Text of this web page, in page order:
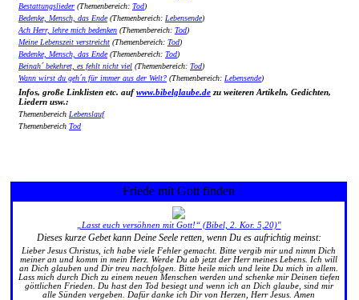
Bestattungslieder (Themenbereich: Tod)
Bedenke, Mensch, das Ende(Themenbereich: Lebensende)
Ach Herr, lehre mich bedenken (Themenbereich: Tod)
Meine Lebenszeit verstreicht (Themenbereich: Tod)
Bedenke, Mensch, das Ende(Themenbereich: Tod)
Beinah´ bekehret, es fehlt nicht viel (Themenbereich: Tod)
Wann wirst du geh´n für immer aus der Welt? (Themenbereich: Lebensende)
Infos, große Linklisten etc. aufwww.bibelglaube.de zu weiteren Artikeln, Gedichten,
Liedern usw.:
Themenbereich Lebenslauf
Themenbereich Tod
Friede mit Gott finden
„Lasst euch versöhnen mit Gott!“ (Bibel, 2. Kor. 5,20)"
Dieses kurze Gebet kann Deine Seele retten, wenn Du es aufrichtig meinst:
Lieber Jesus Christus, ich habe viele Fehler gemacht. Bitte vergib mir und nimm Dich
meiner an und komm in mein Herz. Werde Du ab jetzt der Herr meines Lebens. Ich will
an Dich glauben und Dir treu nachfolgen. Bitte heile mich und leite Du mich in allem.
Lass mich durch Dich zu einem neuen Menschen werden und schenke mir Deinen tiefen
göttlichen Frieden. Du hast den Tod besiegt und wenn ich an Dich glaube, sind mir
alle Sünden vergeben. Dafür danke ich Dir von Herzen, Herr Jesus. Amen